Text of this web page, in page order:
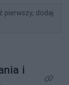
pierwszy, dodaj
i
Kliknij